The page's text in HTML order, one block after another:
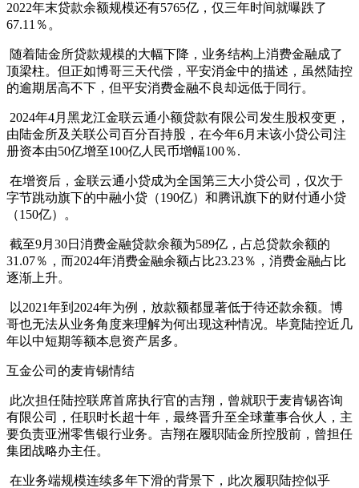
2022年末贷款余额规模还有5765亿，仅三年时间就曝跌了
67.11％。
随着陆金所贷款规模的大幅下降，业务结构上消费金融成了
顶梁柱。但正如博哥三天代偿，平安消金中的描述，虽然陆控
的逾期居高不下，但平安消费金融不良却远低于同行。
2024年4月黑龙江金联云通小额贷款有限公司发生股权变更，
由陆金所及关联公司百分百持股，在今年6月末该小贷公司注
册资本由50亿增至100亿人民币增幅100％.
在增资后，金联云通小贷成为全国第三大小贷公司，仅次于
字节跳动旗下的中融小贷（190亿）和腾讯旗下的财付通小贷
（150亿）。
截至9月30日消费金融贷款余额为589亿，占总贷款余额的
31.07％，而2024年消费金融余额占比23.23％，消费金融占比
逐渐上升。
以2021年到2024年为例，放款额都显著低于待还款余额。博
哥也无法从业务角度来理解为何出现这种情况。毕竟陆控近几
年以中短期等额本息资产居多。
互金公司的麦肯锡情结
此次担任陆控联席首席执行官的吉翔，曾就职于麦肯锡咨询
有限公司，任职时长超十年，最终晋升至全球董事合伙人，主
要负责亚洲零售银行业务。吉翔在履职陆金所控股前，曾担任
集团战略办主任。
在业务端规模连续多年下滑的背景下，此次履职陆控似乎